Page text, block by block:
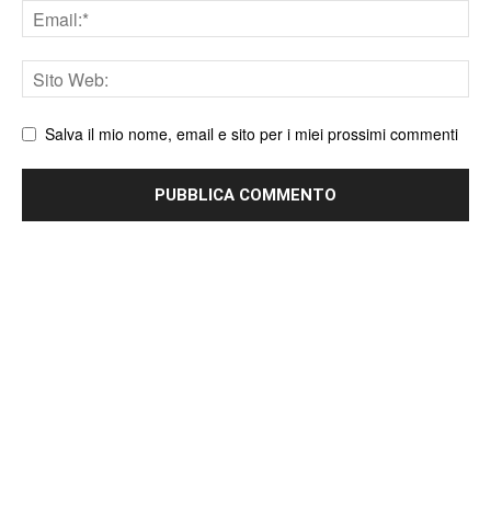
Email
Sito
web
Salva il mio nome, email e sito per i miei prossimi commenti